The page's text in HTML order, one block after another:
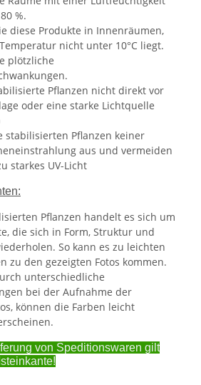
%.
diese Produkte in Innenräumen,
nicht unter 10°C liegt.
plötzliche
Pflanzen nicht direkt vor
oder eine starke Lichtquelle
stabilisierten Pflanzen keiner
aus und vermeiden
starkes UV-Licht
Pflanzen handelt es sich um
die sich in Form, Struktur und
So kann es zu leichten
zu den gezeigten Fotos kommen.
unterschiedliche
bei der Aufnahme der
können die Farben leicht
von Speditionswaren gilt